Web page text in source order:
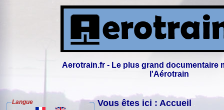
Aerotrain.fr - Le plus grand documentaire
l'Aérotrain
Langue Vous êtes ici : Accueil